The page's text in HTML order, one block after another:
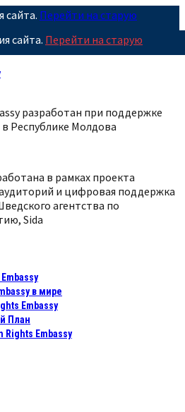
сайта. Перейти на старую
сайта. Перейти на старую
разработан при поддержке
Республике Молдова
в рамках проекта
и цифровая поддержка
агентства по
Sida
в мире
Embassy
План
Rights Embassy